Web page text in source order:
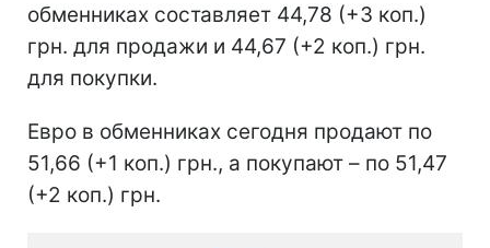
обменниках составляет 44,78 (+3 коп.)
грн. для продажи и 44,67 (+2 коп.) грн.
для покупки.
Евро в обменниках сегодня продают по
51,66 (+1 коп.) грн., а покупают – по 51,47
(+2 коп.) грн.